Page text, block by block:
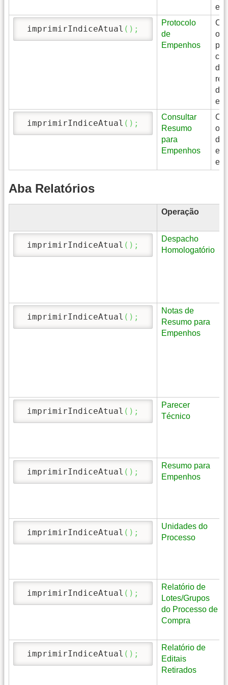
imprimirIndiceAtual ( ) ;
Protocolo
de
Empenhos
os
de
de
imprimirIndiceAtual ( ) ;
Consultar
Resumo
para
Empenhos
os
de
Aba Relatórios
Operação
imprimirIndiceAtual ( ) ;
Despacho
Homologatório
imprimirIndiceAtual ( ) ;
Notas de
Resumo para
Empenhos
imprimirIndiceAtual ( ) ;
Parecer
Técnico
imprimirIndiceAtual ( ) ;
Resumo para
Empenhos
imprimirIndiceAtual ( ) ;
Unidades do
Processo
imprimirIndiceAtual ( ) ;
Relatório de
Lotes/Grupos
do Processo de
Compra
imprimirIndiceAtual ( ) ;
Relatório de
Editais
Retirados